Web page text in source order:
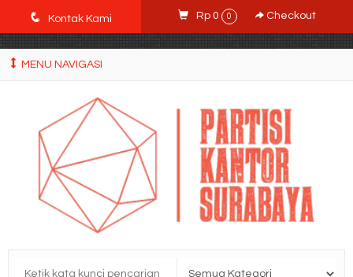
POWgW_CidIRh4HWyBRJVVZyqc0CP9mpkA8eE65rpyX0" />
q Kontak Kami Rp 0 0 Checkout
MENU NAVIGASI